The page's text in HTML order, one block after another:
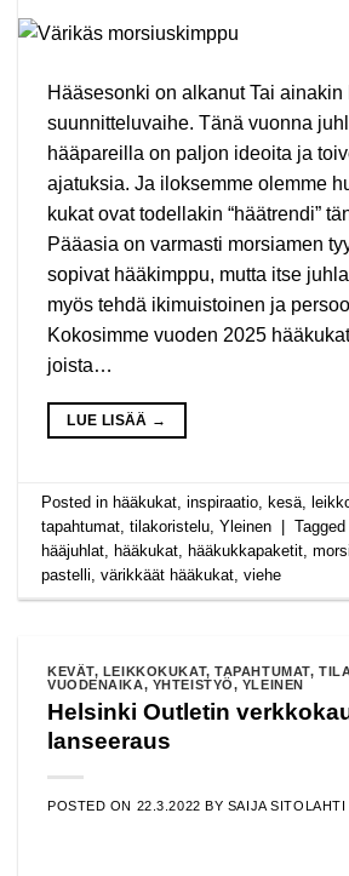
Hääsesonki on alkanut Tai ainakin
suunnitteluvaihe. Tänä vuonna
hääpareilla on paljon ideoita ja
ajatuksia. Ja iloksemme olemme
kukat ovat todellakin “häätrendi”
Pääasia on varmasti morsiamen
sopivat hääkimppu, mutta itse
myös tehdä ikimuistoinen ja
Kokosimme vuoden 2025
joista…
LUE LISÄÄ →
Posted in hääkukat ,inspiraatio kesä
tapahtumat ,tilakoristelu ,Yleinen Tagged
hääjuhlat
hääkukat hääkukkapaketit ,
pastelli ,värikkäät hääkukat ,viehe
KEVÄT, LEIKKOKUKAT,TAPAHTUMAT,
VUODENAIKA, YHTEISTYÖ, YLEINEN
Helsinki Outletin
lanseeraus
POSTED ON 22.3.2022 BY SAIJA SITOLAHTI